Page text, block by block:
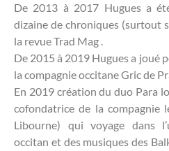
De 2013 à 2017 Hugues a
dizaine de chroniques (surtout
la revue Trad Mag .
De 2015 à 2019 Hugues a joué
la compagnie occitane Gric de
En 2019 création du duo Para
cofondatrice de la compagnie
Libourne) qui voyage dans
occitan et des musiques des